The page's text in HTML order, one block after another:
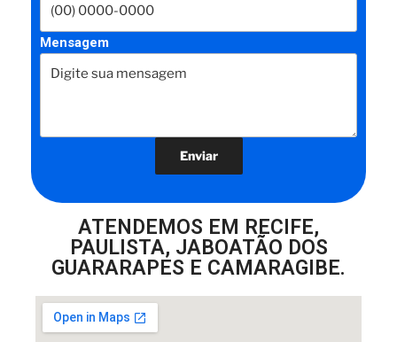
Mensagem
ATENDEMOS EM RECIFE,
PAULISTA, JABOATÃO DOS
GUARARAPES E CAMARAGIBE.